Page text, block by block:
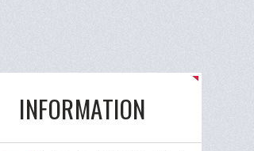
INFORMATION